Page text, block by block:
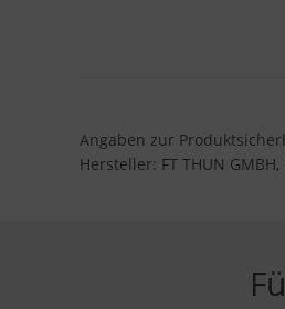
Angaben zur
Hersteller: FT THUN